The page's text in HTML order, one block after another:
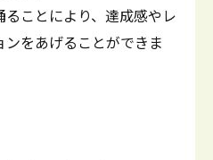
ことにより、達成感やレ
をあげることができま